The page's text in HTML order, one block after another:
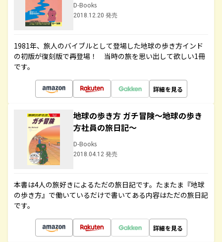
D-Books
2018.12.20 発売
1981年、旅人のバイブルとして登場した地球の歩き方インド
の初版が復刻版で再登場！ 当時の旅を思い出して欲しい1冊
です。
詳細を見る
地球の歩き方 ガチ冒険～地球の歩き
方社員の旅日記～
D-Books
2018.04.12 発売
本書は4人の旅好きによるただの旅日記です。たまたま『地球
の歩き方』で働いているだけで書いてある内容はただの旅日記
です。
詳細を見る